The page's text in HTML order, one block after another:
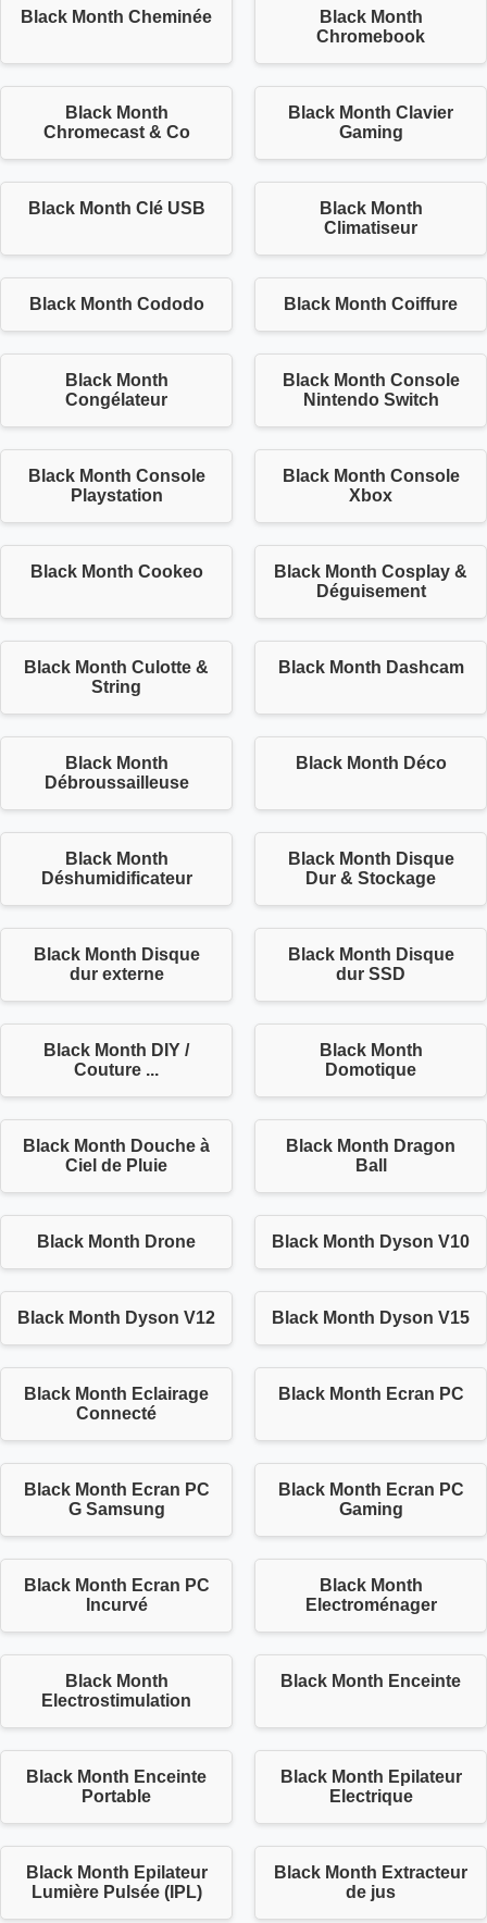
Black Month Cheminée
Black Month
Chromebook
Black Month
Chromecast & Co
Black Month Clavier
Gaming
Black Month Clé USB
Black Month
Climatiseur
Black Month Cododo Black Month Coiffure
Black Month
Congélateur
Black Month Console
Nintendo Switch
Black Month Console
Playstation
Black Month Console
Xbox
Black Month Cookeo
Black Month Cosplay &
Déguisement
Black Month Culotte &
String
Black Month Dashcam
Black Month
Débroussailleuse
Black Month Déco
Black Month
Déshumidificateur
Black Month Disque
Dur & Stockage
Black Month Disque
dur externe
Black Month Disque
dur SSD
Black Month DIY /
Couture ...
Black Month
Domotique
Black Month Douche à
Ciel de Pluie
Black Month Dragon
Ball
Black Month Drone Black Month Dyson V10
Black Month Dyson V12 Black Month Dyson V15
Black Month Eclairage
Connecté
Black Month Ecran PC
Black Month Ecran PC
G Samsung
Black Month Ecran PC
Gaming
Black Month Ecran PC
Incurvé
Black Month
Electroménager
Black Month
Electrostimulation
Black Month Enceinte
Black Month Enceinte
Portable
Black Month Epilateur
Electrique
Black Month Epilateur
Lumière Pulsée (IPL)
Black Month Extracteur
de jus